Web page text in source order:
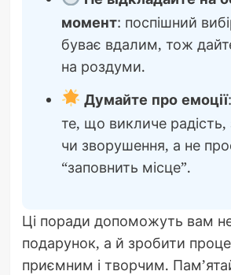
момент: поспішний
буває вдалим, тож
на роздуми.
Думайте про емоції
те, що викличе радість,
чи зворушення, а не
“заповнить місце”.
Ці поради допоможуть вам
подарунок, а й зробити
приємним і творчим.